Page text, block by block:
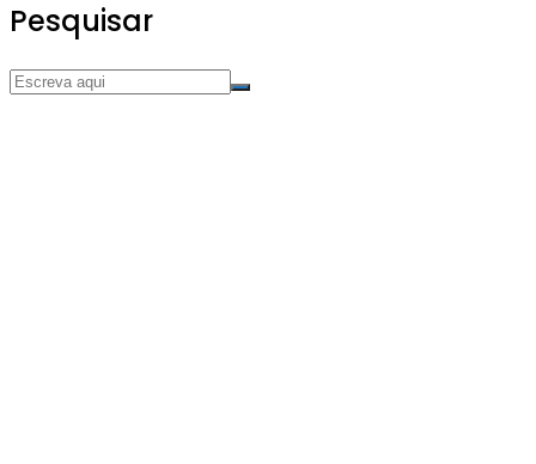
Pesquisar